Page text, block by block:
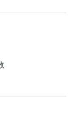
、クルージングや
ム、バスルー
きるバーベキュ
付きのリビング
ムデッキを含む
さを実現するた
クゼーションや